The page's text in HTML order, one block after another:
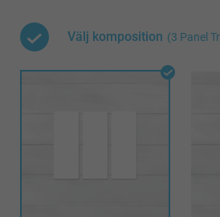
Välj komposition (3 Panel